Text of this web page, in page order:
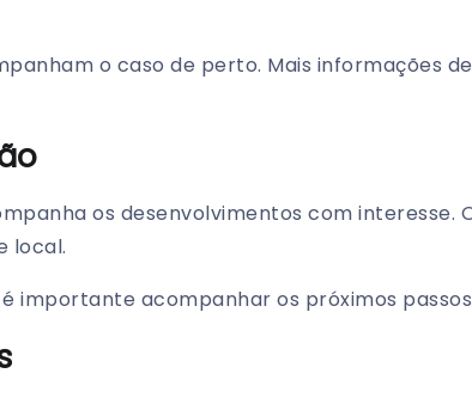
o caso de perto. Mais informações
os desenvolvimentos com interesse.
local.
importante acompanhar os próximos